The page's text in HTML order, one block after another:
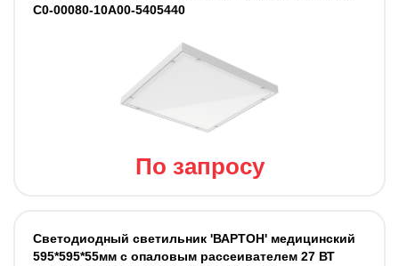
C0-00080-10A00-5405440
По запросу
Светодиодный светильник 'ВАРТОН' медицинский
595*595*55мм с опаловым рассеивателем 27 ВТ